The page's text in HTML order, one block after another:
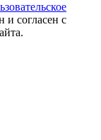
и согласен с